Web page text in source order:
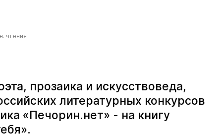
чтения
прозаика и искусствоведа,
литературных конкурсов
«Печорин.нет» - на книгу